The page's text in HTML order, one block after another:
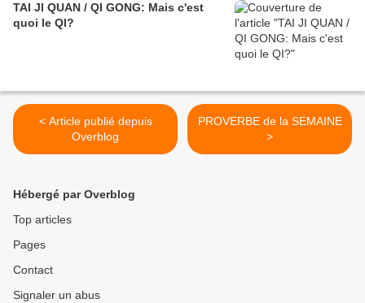
TAI JI QUAN / QI GONG: Mais c'est
quoi le QI?
< Article publié depuis
Overblog
PROVERBE de la SEMAINE
>
Hébergé par Overblog
Top articles
Pages
Contact
Signaler un abus